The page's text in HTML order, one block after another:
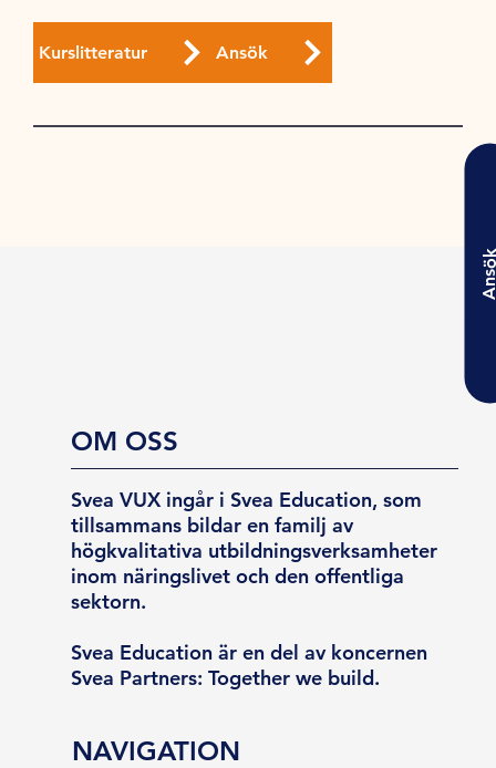
Kurslitteratur Ansök
OM OSS
Svea VUX ingår i Svea Education, som
tillsammans bildar en familj av
högkvalitativa utbildningsverksamheter
inom näringslivet och den offentliga
sektorn.
Svea Education är en del av koncernen
Svea Partners: Together we build.
NAVIGATION